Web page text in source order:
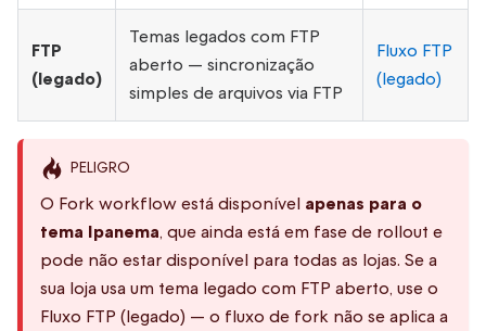
FTP
(legado)
Temas legados com FTP
aberto — sincronização
simples de arquivos via FTP
Fluxo FTP
(legado)
PELIGRO
O Fork workflow está disponível apenas para o
tema Ipanema, que ainda está em fase de rollout e
pode não estar disponível para todas as lojas. Se a
sua loja usa um tema legado com FTP aberto, use o
Fluxo FTP (legado) — o fluxo de fork não se aplica a